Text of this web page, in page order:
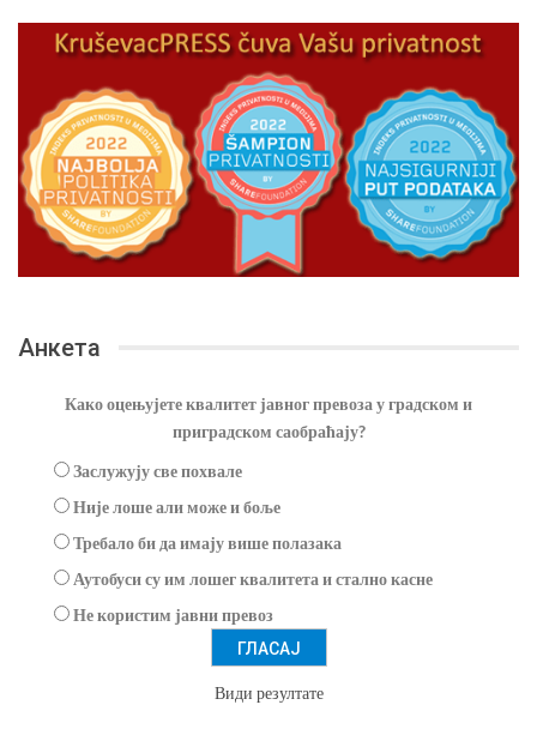
Анкета
Како оцењујете квалитет јавног превоза у градском и
приградском саобраћају?
Заслужују све похвале
Није лоше али може и боље
Требало би да имају више полазака
Аутобуси су им лошег квалитета и стално касне
Не користим јавни превоз
Види резултате